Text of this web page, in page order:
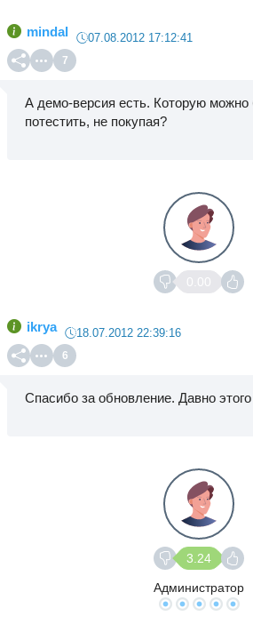
mindal 07.08.2012 17:12:41
7
А демо-версия есть. Которую
потестить, не покупая?
0.00
ikrya 18.07.2012 22:39:16
6
Спасибо за обновление. Давно
3.24
Администратор